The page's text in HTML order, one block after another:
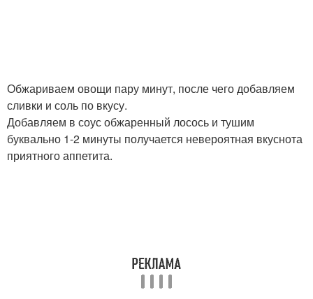
Обжариваем овощи пару минут, после чего добавляем
сливки и соль по вкусу.
Добавляем в соус обжаренный лосось и тушим
буквально 1-2 минуты получается невероятная вкуснота
приятного аппетита.